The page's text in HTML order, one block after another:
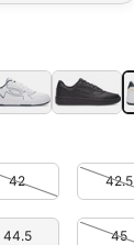
42 42.5
44.5 45